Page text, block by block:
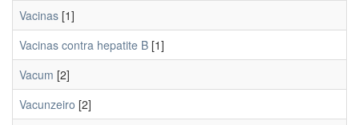
Vacinas [1]
Vacinas contra hepatite B [1]
Vacum [2]
Vacunzeiro [2]